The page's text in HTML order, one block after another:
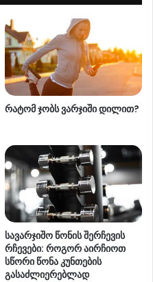
რატომ ჯობს ვარჯიში დილით?
სავარჯიშო წონის შერჩევის
რჩევები: როგორ აირჩიოთ
სწორი წონა კუნთების
გასაძლიერებლად